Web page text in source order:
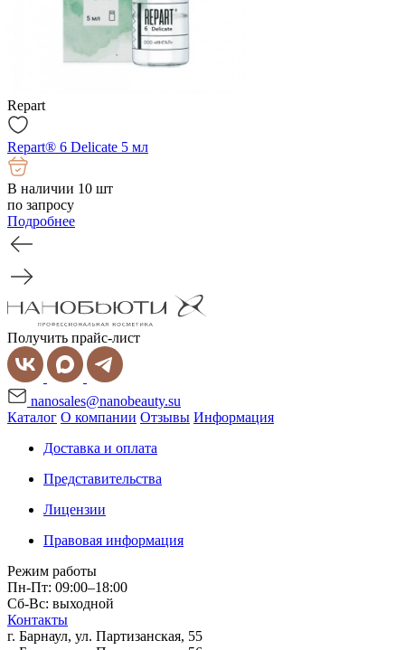
Repart
Repart® 6 Delicate 5 мл
В наличии 10 шт
по запросу
Подробнее
Получить прайс-лист
nanosales@nanobeauty.su
Каталог О компании Отзывы Информация
Доставка и оплата
Представительства
Лицензии
Правовая информация
Режим работы
Пн-Пт: 09:00–18:00
Сб-Вс: выходной
Контакты
г. Барнаул, ул. Партизанская, 55